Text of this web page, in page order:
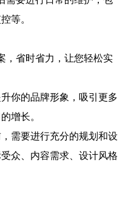
等。
，省时省力，让您轻松实
你的品牌形象，吸引更多
增长。
需要进行充分的规划和设
众、内容需求、设计风格